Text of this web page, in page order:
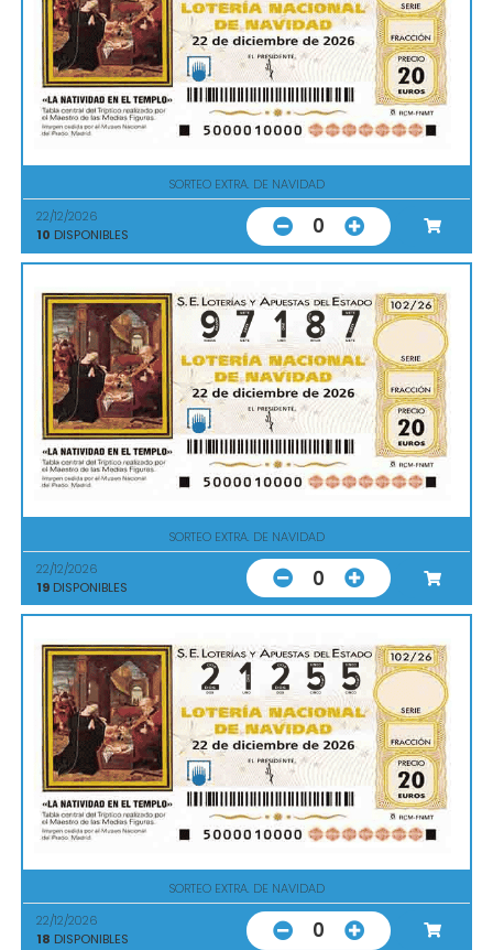
SORTEO EXTRA. DE NAVIDAD
22/12/2026
10 DISPONIBLES 0
SORTEO EXTRA. DE NAVIDAD
22/12/2026
19 DISPONIBLES 0
SORTEO EXTRA. DE NAVIDAD
22/12/2026
18 DISPONIBLES 0